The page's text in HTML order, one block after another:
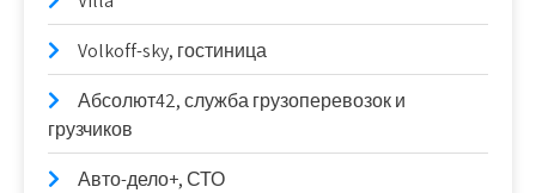
Volkoff-sky, гостиница
Абсолют42, служба грузоперевозок и
грузчиков
Авто-дело+, СТО